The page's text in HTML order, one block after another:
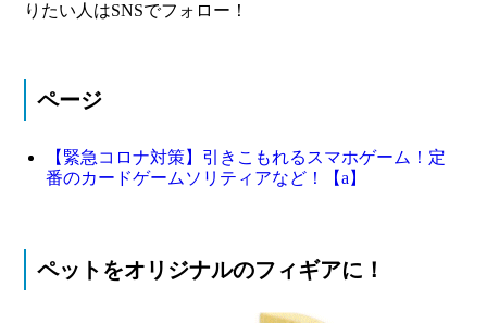
りたい人はSNSでフォロー！
ページ
【緊急コロナ対策】引きこもれるスマホゲーム！定
番のカードゲームソリティアなど！【a】
ペットをオリジナルのフィギアに！